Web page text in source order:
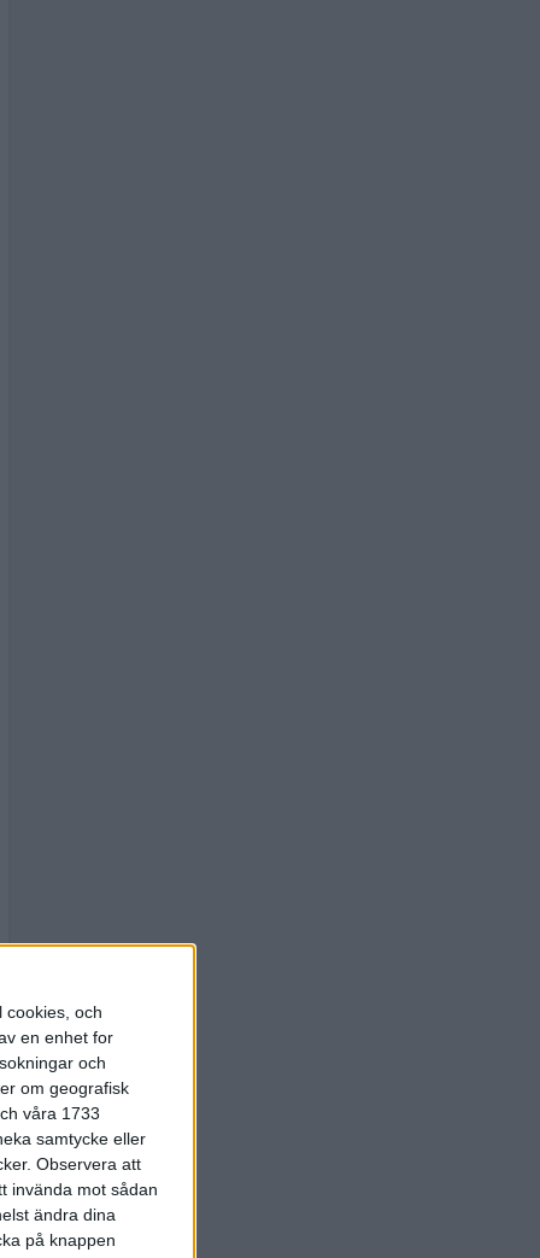
cookies, och
en enhet for
och
om geografisk
våra 1733
samtycke eller
Observera att
invända mot sådan
ändra dina
på knappen